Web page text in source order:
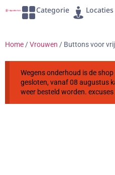
Categorie Locaties
Home /Vrouwen / Buttons voor
Wegens onderhoud is de shop
gesloten, vanaf 08 augustus
weer besteld worden.